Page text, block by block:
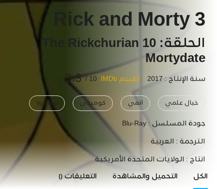
Rick and Morty 3
الحلقة: 10 The Rickchurian
Mortydate
سنة الإنتاج : 2017 تقييم IMDb 10 /
9.3
خيال علمي انمي كوميدي مغامرة
جودة المسلسل : Blu-Ray
الترجمة : العربية
انتاج : الولايات المتحدة الأمريكية
الكل التحميل والمشاهدة التعليقات ()